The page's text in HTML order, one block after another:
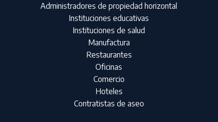
Administradores de propiedad horizontal
Instituciones educativas
Instituciones de salud
Manufactura
Restaurantes
Oficinas
Comercio
Hoteles
Contratistas de aseo